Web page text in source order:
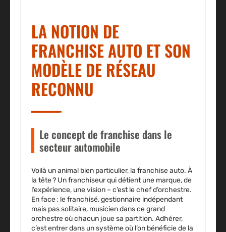
LA NOTION DE
FRANCHISE AUTO ET SON
MODÈLE DE RÉSEAU
RECONNU
Le concept de franchise dans le
secteur automobile
Voilà un animal bien particulier, la franchise auto. À
la tête ? Un franchiseur qui détient une marque, de
l’expérience, une vision – c’est le chef d’orchestre.
En face : le franchisé, gestionnaire indépendant
mais pas solitaire, musicien dans ce grand
orchestre où chacun joue sa partition. Adhérer,
c’est entrer dans un système où l’on bénéficie de la